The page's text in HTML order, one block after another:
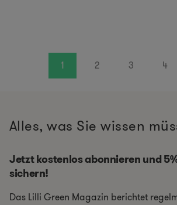
1 2 3 4
Alles, was Sie wissen
Jetzt kostenlos abonnieren und
sichern!
Das Lilli Green Magazin berichtet